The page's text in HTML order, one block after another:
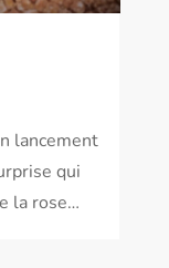
lancement
qui
la rose…